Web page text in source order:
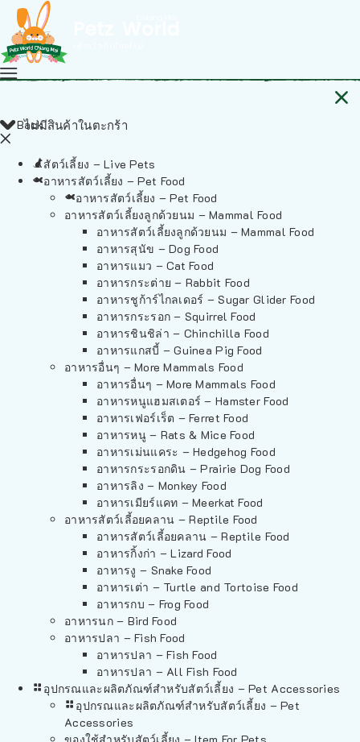
ไม่มีสินค้าในตะกร้า
Back
สัตว์เลี้ยง – Live Pets
อาหารสัตว์เลี้ยง – Pet Food
อาหารสัตว์เลี้ยง – Pet Food
อาหารสัตว์เลี้ยงลูกด้วยนม – Mammal Food
อาหารสัตว์เลี้ยงลูกด้วยนม – Mammal Food
อาหารสุนัข – Dog Food
อาหารแมว – Cat Food
อาหารกระต่าย – Rabbit Food
อาหารชูก้าร์ไกลเดอร์ – Sugar Glider Food
อาหารกระรอก – Squirrel Food
อาหารชินชิล่า – Chinchilla Food
อาหารแกสบี้ – Guinea Pig Food
อาหารอื่นๆ – More Mammals Food
อาหารอื่นๆ – More Mammals Food
อาหารหนูแฮมสเตอร์ – Hamster Food
อาหารเฟอร์เร็ต – Ferret Food
อาหารหนู – Rats & Mice Food
อาหารเม่นแคระ – Hedgehog Food
อาหารกระรอกดิน – Prairie Dog Food
อาหารลิง – Monkey Food
อาหารเมียร์แคท – Meerkat Food
อาหารสัตว์เลี้อยคลาน – Reptile Food
อาหารสัตว์เลี้อยคลาน – Reptile Food
อาหารกิ้งก่า – Lizard Food
อาหารงู – Snake Food
อาหารเต่า – Turtle and Tortoise Food
อาหารกบ – Frog Food
อาหารนก – Bird Food
อาหารปลา – Fish Food
อาหารปลา – Fish Food
อาหารปลา – All Fish Food
อุปกรณและผลิตภัณฑ์สำหรับสัตว์เลี้ยง – Pet Accessories
อุปกรณและผลิตภัณฑ์สำหรับสัตว์เลี้ยง – Pet
Accessories